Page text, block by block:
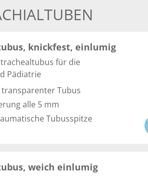
knickfest, einlumig
für die
Pädiatrie
Tubus
alle 5 mm
Tubusspitze
weich einlumig